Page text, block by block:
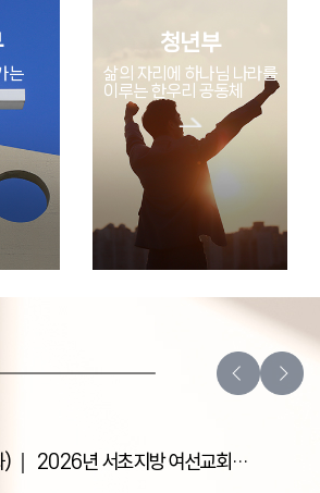
는
청년부
삶의 자리에 하나님 나라를
이루는 한우리 공동체
2026년 서초지방 여선교회